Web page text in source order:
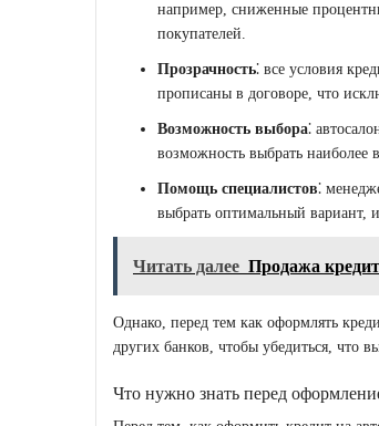
например, сниженные
покупателей.
Прозрачность⁚ все условия
прописаны в договоре, что
Возможность выбора⁚
возможность выбрать наиболее
Помощь специалистов⁚
выбрать оптимальный вариант,
Читать далее Продажа
Однако, перед тем как оформлять
других банков, чтобы убедиться, что
Что нужно знать перед